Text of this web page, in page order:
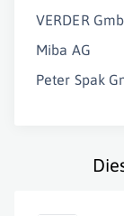
VERDER
Miba AG
Peter Spak